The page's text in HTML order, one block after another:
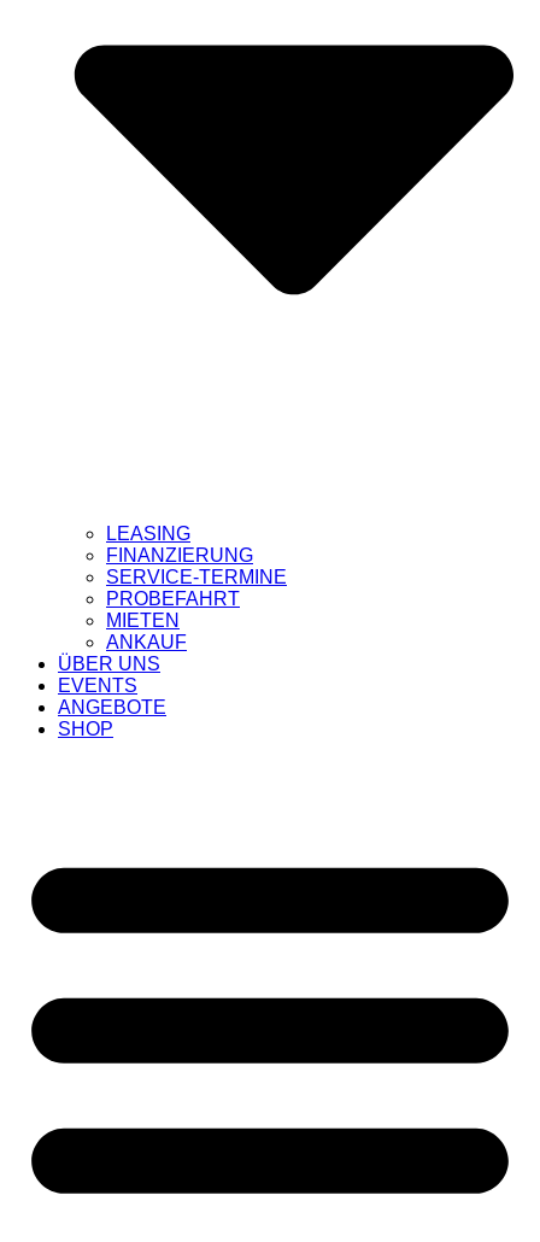
LEASING
FINANZIERUNG
SERVICE-TERMINE
PROBEFAHRT
MIETEN
ANKAUF
ÜBER UNS
EVENTS
ANGEBOTE
SHOP